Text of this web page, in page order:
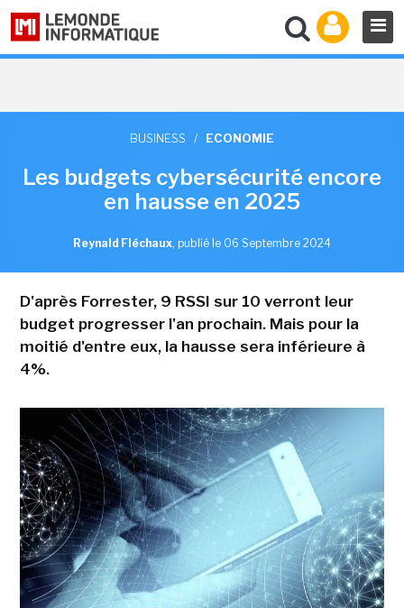
BUSINESS / ECONOMIE
Les budgets cybersécurité encore
en hausse en 2025
Reynald Fléchaux, publié le 06 Septembre 2024
D'après Forrester, 9 RSSI sur 10 verront leur
budget progresser l'an prochain. Mais pour la
moitié d'entre eux, la hausse sera inférieure à
4%.